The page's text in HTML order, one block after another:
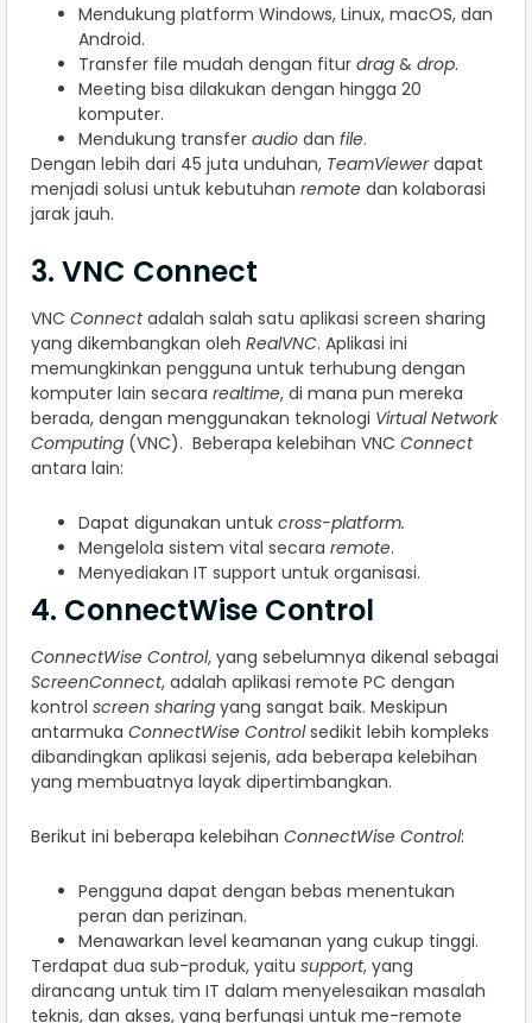
Mendukung platform Windows, Linux, macOS, dan
Android.
Transfer file mudah dengan fitur drag & drop.
Meeting bisa dilakukan dengan hingga 20
komputer.
Mendukung transfer audio dan file.
Dengan lebih dari 45 juta unduhan, TeamViewerdapat
menjadi solusi untuk kebutuhan remote dan kolaborasi
jarak jauh.
3. VNC Connect
VNC Connectadalah salah satu aplikasi screen sharing
yang dikembangkan oleh RealVNC. Aplikasi ini
memungkinkan pengguna untuk terhubung dengan
komputer lain secara realtime, di mana pun mereka
berada, dengan menggunakan teknologi Virtual Network
Computing (VNC). Beberapa kelebihan VNC Connect
antara lain:
Dapat digunakan untuk cross-platform.
Mengelola sistem vital secara remote.
Menyediakan IT support untuk organisasi.
4. ConnectWise Control
ConnectWise Control, yang sebelumnya dikenal sebagai
ScreenConnect, adalah aplikasi remote PC dengan
kontrol screen sharing yang sangat baik. Meskipun
antarmuka ConnectWise Controlsedikit lebih kompleks
dibandingkan aplikasi sejenis, ada beberapa kelebihan
yang membuatnya layak dipertimbangkan.
Berikut ini beberapa kelebihan ConnectWise Control:
Pengguna dapat dengan bebas menentukan
peran dan perizinan.
Menawarkan level keamanan yang cukup tinggi.
Terdapat dua sub-produk, yaitu support, yang
dirancang untuk tim IT dalam menyelesaikan masalah
teknis, dan akses, yang berfungsi untuk me-remote